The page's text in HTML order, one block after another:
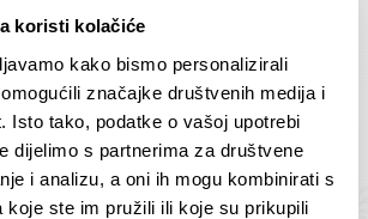
koristi kolačiće
kako bismo personalizirali
značajke društvenih medija i
Isto tako, podatke o vašoj upotrebi
dijelimo s partnerima za društvene
i analizu, a oni ih mogu kombinirati s
koje ste im pružili ili koje su prikupili
2
€Raspon
cijena:
od
75,00 €
Antarktika – krajolik
2
75,00€ – 138,00€Raspon
cijena:
od
ODABERI OPCIJE